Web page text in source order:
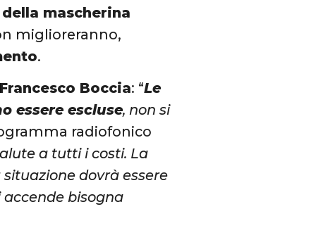
mascherina
miglioreranno,
.
Francesco Boccia: “Le
essere escluse, non si
radiofonico
a tutti i costi. La
dovrà essere
accende bisogna